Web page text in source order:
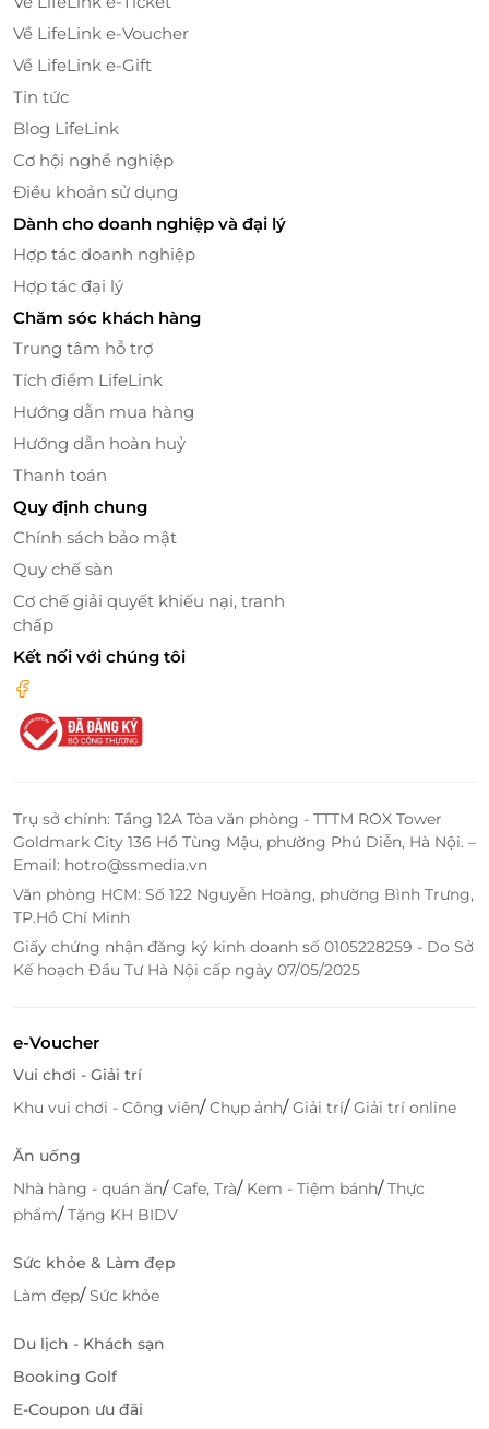
Tiki Beauty là hệ thống spa và làm đẹp có nhiều cơ sở tại các tỉnh
tưởng lựa chọn với nhiều gói dịch vụ chất lượng.
Không gian rộng rãi, sang trọng, thoang thoảng tinh dầu thiên
nhiên đem lại cảm giác thư thái xua đi những căng thẳng trong
cuộc sống.
hẹn sẽ làm hài lòng mọi quý khách hàng.
nhiều deal spa và làm đẹp hấp dẫn!
Về LifeLink e-Voucher
Về LifeLink e-Gift
Tin tức
Blog LifeLink
Cơ hội nghề nghiệp
Điều khoản sử dụng
Dành cho doanh nghiệp và đại lý
Hợp tác doanh nghiệp
Hợp tác đại lý
Chăm sóc khách hàng
Trung tâm hỗ trợ
Tích điểm LifeLink
Hướng dẫn mua hàng
Hướng dẫn hoàn huỷ
Thanh toán
Quy định chung
Chính sách bảo mật
Quy chế sàn
Cơ chế giải quyết khiếu nại, tranh
chấp
Kết nối với chúng tôi
Trụ sở chính: Tầng 12A Tòa văn phòng - TTTM ROX Tower
Goldmark City 136 Hồ Tùng Mậu, phường Phú Diễn, Hà Nội. –
Email: hotro@ssmedia.vn
Văn phòng HCM: Số 122 Nguyễn Hoàng, phường Bình Trưng,
TP.Hồ Chí Minh
Giấy chứng nhận đăng ký kinh doanh số 0105228259 - Do Sở
Kế hoạch Đầu Tư Hà Nội cấp ngày 07/05/2025
e-Voucher
Vui chơi - Giải trí
Khu vui chơi - Công viên/Chụp ảnh/Giải trí/Giải trí online
Ăn uống
Nhà hàng - quán ăn/Cafe, Trà/ Kem - Tiệm bánh/Thực
phẩm/Tặng KH BIDV
Sức khỏe & Làm đẹp
Làm đẹp/Sức khỏe
Du lịch - Khách sạn
Booking Golf
E-Coupon ưu đãi